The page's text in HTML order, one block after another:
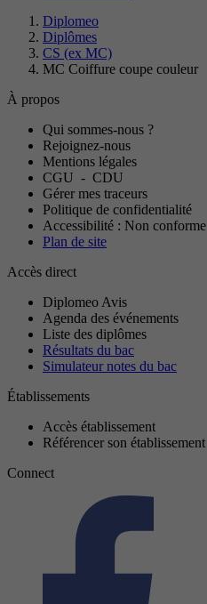
Diplomeo
Diplômes
CS (ex MC)
MC Coiffure coupe couleur
À propos
Qui sommes-nous ?
Rejoignez-nous
Mentions légales
CGU - CDU
Gérer mes traceurs
Politique de confidentialité
Accessibilité : Non conforme
Plan de site
Accès direct
Diplomeo Avis
Agenda des événements
Liste des diplômes
Résultats du bac
Simulateur notes du bac
Établissements
Accès établissement
Référencer son établissement
Connect